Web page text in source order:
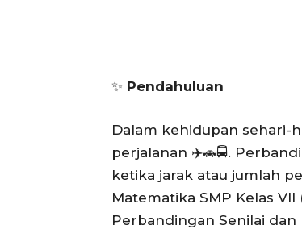
✨ Pendahuluan
Dalam kehidupan sehari-
perjalanan ✈️🚗🚍.
ketika jarak atau jumlah
Matematika SMP Kelas
Perbandingan Senilai dan